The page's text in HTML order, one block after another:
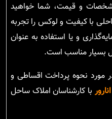
و قیمت، شما خواهید
با کیفیت و لوکس را تجربه
و یا استفاده به عنوان
بسیار مناسب است.
مورد نحوه پرداخت اقساطی و
با کارشناسان املاک ساحل